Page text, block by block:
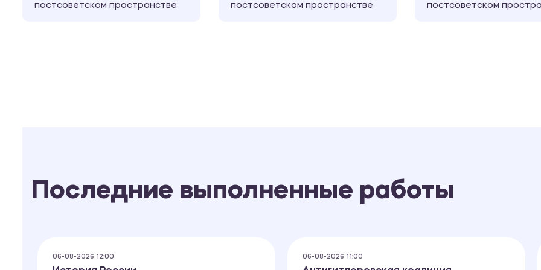
постсоветском пространстве
постсоветском пространстве
постсоветском
Последние выполненные работы
06-08-2026 12:00 06-08-2026 11:00